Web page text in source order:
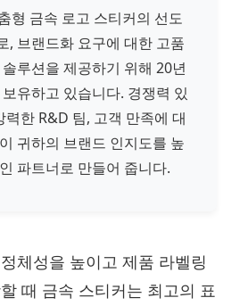
형 금속 로고 스티커의 선도
, 브랜드화 요구에 대한 고품
루션을 제공하기 위해 20년
유하고 있습니다. 경쟁력 있
력한 R&D 팀, 고객 만족에 대
귀하의 브랜드 인지도를 높
파트너로 만들어 줍니다.
체성을 높이고 제품 라벨링
때 금속 스티커는 최고의 표